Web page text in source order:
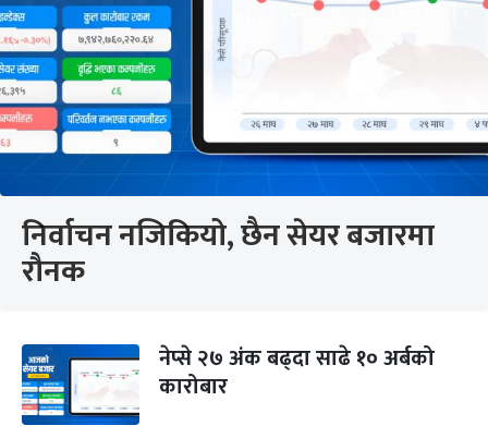
निर्वाचन नजिकियो, छैन सेयर बजारमा
रौनक
नेप्से २७ अंक बढ्दा साढे १० अर्बको
कारोबार